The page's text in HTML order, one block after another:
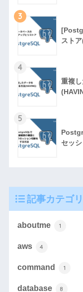
3
スト
4
重複
5
セッ
記事カテゴ
aboutme 1
aws 4
command 1
database 8